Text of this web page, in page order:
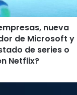
nueva
de Microsoft y
de series o
Netflix?